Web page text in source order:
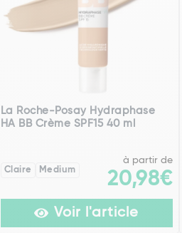
La Roche-Posay Hydraphase
HA BB Crème SPF15 40 ml
Claire Medium
à partir de
20,98€
Voir l'article